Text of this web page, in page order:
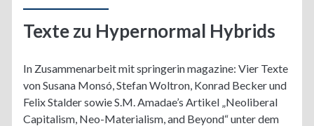
Texte zu Hypernormal Hybrids
In Zusammenarbeit mit springerin magazine: Vier Texte
von Susana Monsó, Stefan Woltron, Konrad Becker und
Felix Stalder sowie S.M. Amadae’s Artikel „Neoliberal
Capitalism, Neo-Materialism, and Beyond“ unter dem